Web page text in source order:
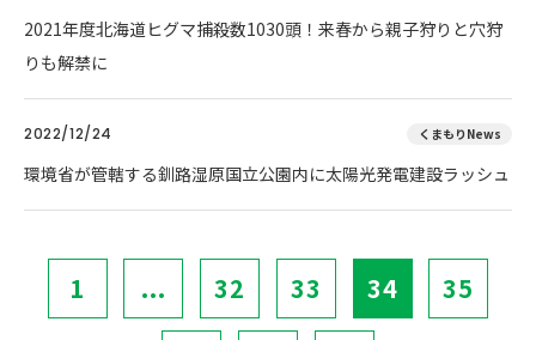
2021年度北海道ヒグマ捕殺数1030頭！来春から親子狩りと穴狩
りも解禁に
2022/12/24 くまもりNews
環境省が管轄する釧路湿原国立公園内に太陽光発電建設ラッシュ
1 ... 32 33 34 35